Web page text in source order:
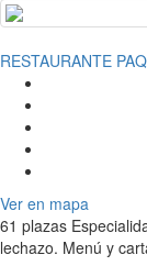
RESTAURANTE
Ver en mapa
61 plazas
lechazo. Menú y